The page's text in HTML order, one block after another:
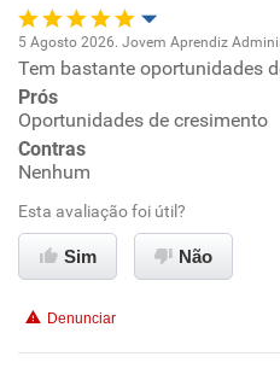
Recomenda esta empresa
Recomenda a diretoria
Oportunidade de promoção
Ambiente de trabalho
Benefícios
Recomenda esta empresa
Recomenda a diretoria
5 Agosto 2026. Jovem Aprendiz
Tem bastante oportunidades
Prós
Oportunidades de cresimento
Contras
Nenhum
Esta avaliação foi útil?
Sim Não
Denunciar